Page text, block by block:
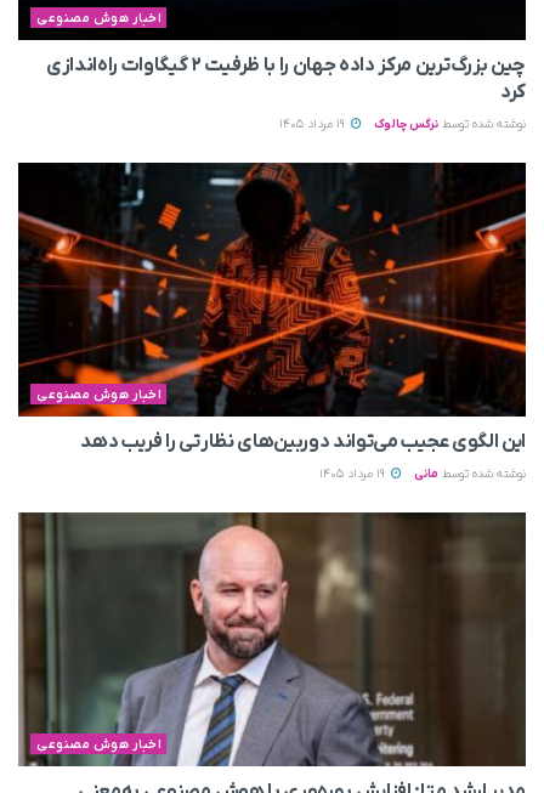
اخبار هوش مصنوعی
چین بزرگ‌ترین مرکز داده جهان را با ظرفیت ۲ گیگاوات راه‌اندازی
کرد
نوشته شده توسط نرگس چالوک
اخبار هوش مصنوعی
این الگوی عجیب می‌تواند دوربین‌های نظارتی را فریب دهد
نوشته شده توسط مانی
اخبار هوش مصنوعی